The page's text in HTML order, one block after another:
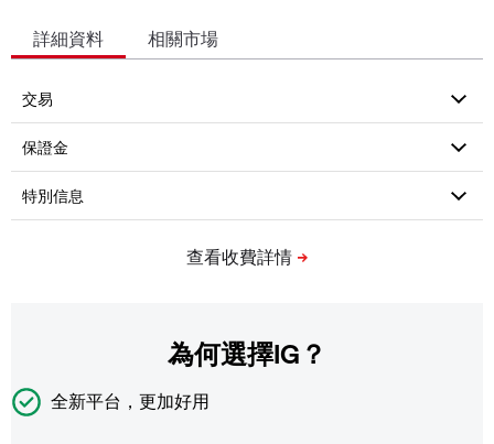
詳細資料 相關市場
為何選擇IG？
全新平台，更加好用